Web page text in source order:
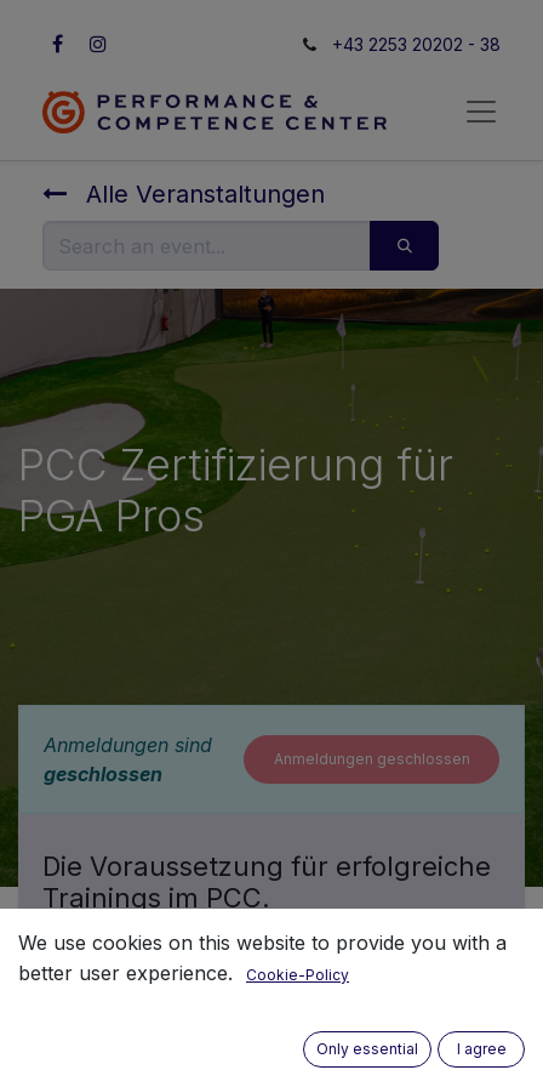
+43 2253 20202 - 38
Alle Veranstaltungen
PCC Zertifizierung für
PGA Pros
Anmeldungen sind
geschlossen
Anmeldungen geschlossen
Die Voraussetzung für erfolgreiche
Trainings im PCC.
Der Inhalt der Zertifizierung ist auf die
Voraussetzung um im PCC selbstständig
​We use cookies on this website to provide you with a
better user experience.
Cookie-Policy
Only essential I agree